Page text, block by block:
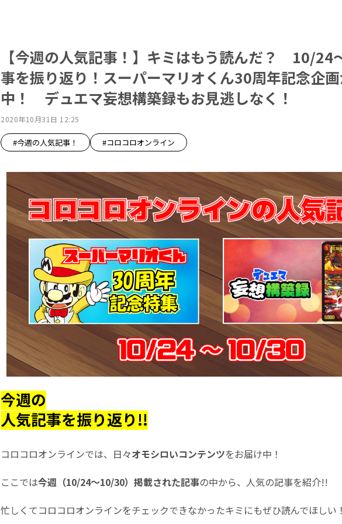
【今週の人気記事！】キミはもう読んだ？ 10/24
事を振り返り！スーパーマリオくん30周年記念企
中！ デュエマ妄想構築録もお見逃しなく！
2020年10月31日 12:25
#今週の人気記事！ #コロコロオンライン
今週の
人気記事を振り返り!!
コロコロオンラインでは、日々オモシロいコンテンツをお届け中！
ここでは今週（10/24～10/30）掲載された記事の中から、人気の記事を紹介!!
忙しくてコロコロオンラインをチェックできなかったキミにもぜひ読んでほしい